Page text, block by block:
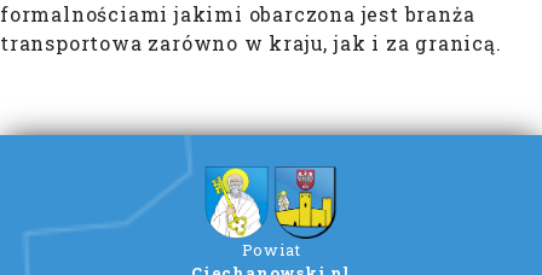
formalnościami jakimi obarczona jest branża
transportowa zarówno w kraju, jak i za granicą.
Powiat